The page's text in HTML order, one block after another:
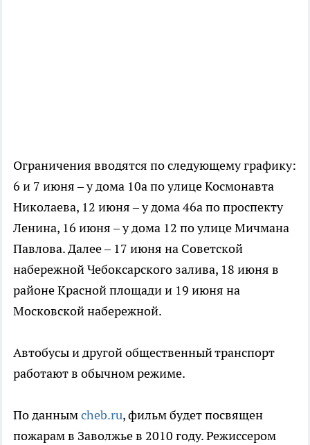
Ограничения вводятся по следующему графику:
6 и 7 июня – у дома 10а по улице Космонавта
Николаева, 12 июня – у дома 46а по проспекту
Ленина, 16 июня – у дома 12 по улице Мичмана
Павлова. Далее – 17 июня на Советской
набережной Чебоксарского залива, 18 июня в
районе Красной площади и 19 июня на
Московской набережной.
Автобусы и другой общественный транспорт
работают в обычном режиме.
По даннымcheb.ru, фильм будет посвящен
пожарам в Заволжье в 2010 году. Режиссером